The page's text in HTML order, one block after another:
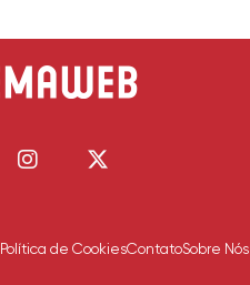
Política de CookiesContatoSobre Nós